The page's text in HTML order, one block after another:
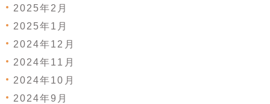
2025年2月
2025年1月
2024年12月
2024年11月
2024年10月
2024年9月